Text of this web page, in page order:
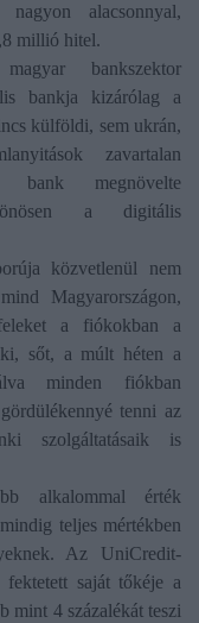
nagyon alacsonnyal,
millió hitel.
bankszektor
bankja kizárólag a
külföldi, sem ukrán,
zavartalan
bank megnövelte
a digitális
közvetlenül nem
Magyarországon,
a fiókokban a
sőt, a múlt héten a
minden fiókban
tenni az
szolgáltatásaik is
alkalommal érték
teljes mértékben
Az UniCredit-
fektetett saját tőkéje a
mint 4 százalékát teszi